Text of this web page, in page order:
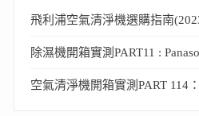
飛利浦空氣清淨機選購指南
除濕機開箱實測PART11 :
空氣清淨機開箱實測PART 114